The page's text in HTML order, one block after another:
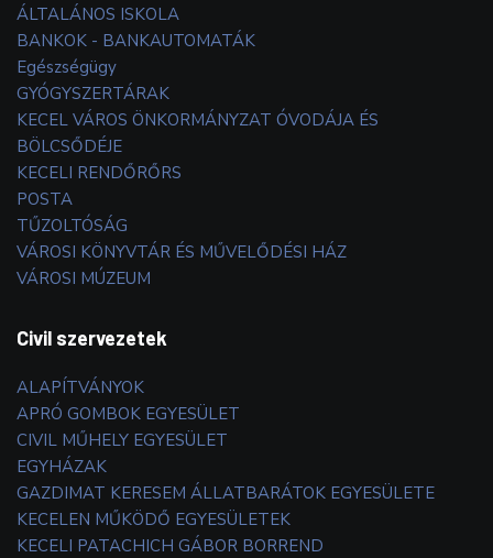
ÁLTALÁNOS ISKOLA
BANKOK - BANKAUTOMATÁK
Egészségügy
GYÓGYSZERTÁRAK
KECEL VÁROS ÖNKORMÁNYZAT ÓVODÁJA ÉS
BÖLCSŐDÉJE
KECELI RENDŐRŐRS
POSTA
TŰZOLTÓSÁG
VÁROSI KÖNYVTÁR ÉS MŰVELŐDÉSI HÁZ
VÁROSI MÚZEUM
Civil szervezetek
ALAPÍTVÁNYOK
APRÓ GOMBOK EGYESÜLET
CIVIL MŰHELY EGYESÜLET
EGYHÁZAK
GAZDIMAT KERESEM ÁLLATBARÁTOK EGYESÜLETE
KECELEN MŰKÖDŐ EGYESÜLETEK
KECELI PATACHICH GÁBOR BORREND